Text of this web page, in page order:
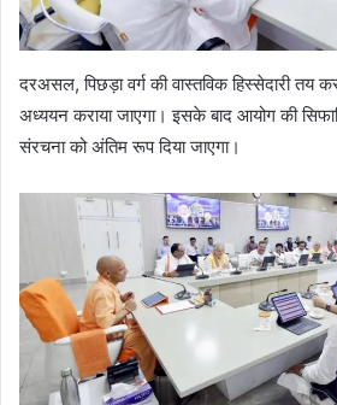
दरअसल, पिछड़ा वर्ग की वास्तविक हिस्सेदारी तय
अध्ययन कराया जाएगा। इसके बाद आयोग की
संरचना को अंतिम रूप दिया जाएगा।